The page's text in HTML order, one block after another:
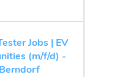
Jobs | EV
(m/f/d) -